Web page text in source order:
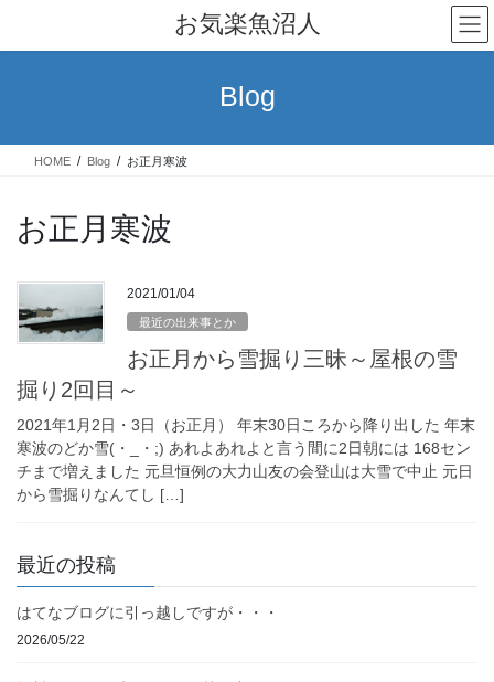
テ
ス
ゲ
ン
お気楽魚沼人
Blog
HOME Blog お正月寒波
お正月寒波
2021/01/04
最近の出来事とか
お正月から雪掘り三昧～屋根の雪
掘り2回目～
2021年1月2日・3日（お正月） 年末30日ころから降り出した 年末
寒波のどか雪(・_・;) あれよあれよと言う間に2日朝には 168セン
チまで増えました 元旦恒例の大力山友の会登山は大雪で中止 元日
から雪掘りなんてし […]
最近の投稿
はてなブログに引っ越しですが・・・
2026/05/22